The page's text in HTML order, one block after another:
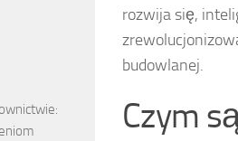
rozwija się,
budowlanej.
Czym